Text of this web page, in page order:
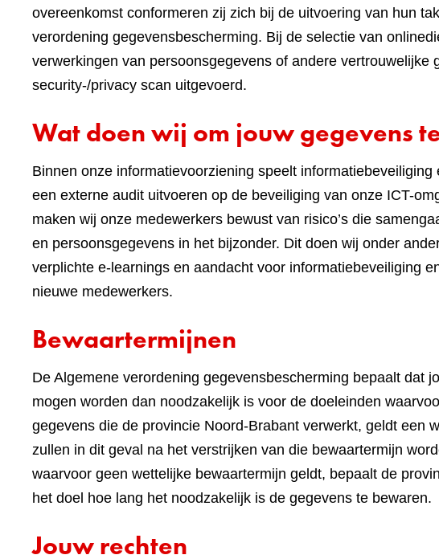
overeenkomst conformeren zij zich bij de uitvoering van hun
verordening gegevensbescherming. Bij de selectie van
verwerkingen van persoonsgegevens of andere vertrouwelijke
security-/privacy scan uitgevoerd.
Wat doen wij om jouw gegevens
Binnen onze informatievoorziening speelt
een externe audit uitvoeren op de beveiliging van onze ICT-
maken wij onze medewerkers bewust van risico’s die
en persoonsgegevens in het bijzonder. Dit doen wij onder
verplichte e-learnings en aandacht voor informatiebeveiliging
nieuwe medewerkers.
Bewaartermijnen
De Algemene verordening gegevensbescherming bepaalt dat
mogen worden dan noodzakelijk is voor de doeleinden
gegevens die de provincie Noord-Brabant verwerkt, geldt een
zullen in dit geval na het verstrijken van die bewaartermijn
waarvoor geen wettelijke bewaartermijn geldt, bepaalt de
het doel hoe lang het noodzakelijk is de gegevens te bewaren.
Jouw rechten